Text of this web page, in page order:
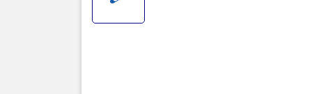
–
chuyên
của